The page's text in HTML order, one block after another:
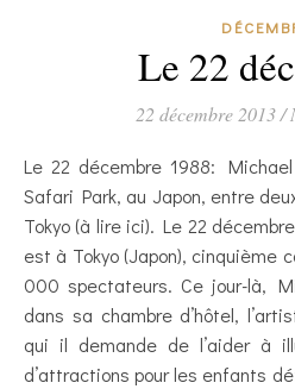
Le 22
22 décembre 2013/
Le 22 décembre 1988: Michael Jackson visite le Gunma
Safari Park, au Japon, entre
Tokyo (à lire ici). Le 22
est à Tokyo (Japon), cinquième
000 spectateurs. Ce jour-là,
dans sa chambre d’hôtel,
qui il demande de l’aider à
d’attractions pour les enfants